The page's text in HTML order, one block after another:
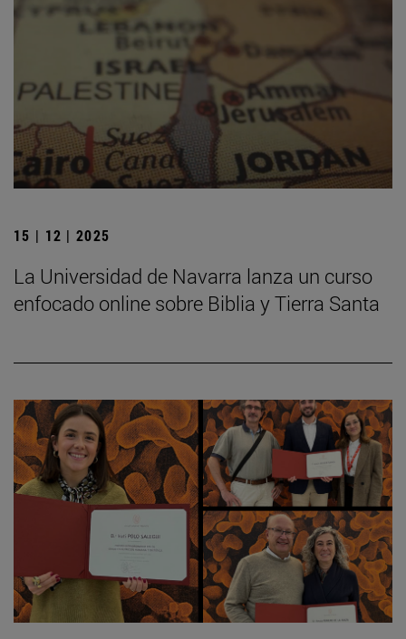
15 | 12 | 2025
La Universidad de Navarra lanza un curso
enfocado online sobre Biblia y Tierra Santa